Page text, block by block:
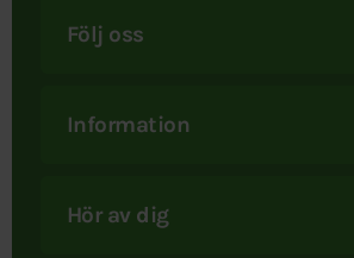
Följ oss
Information
Hör av dig